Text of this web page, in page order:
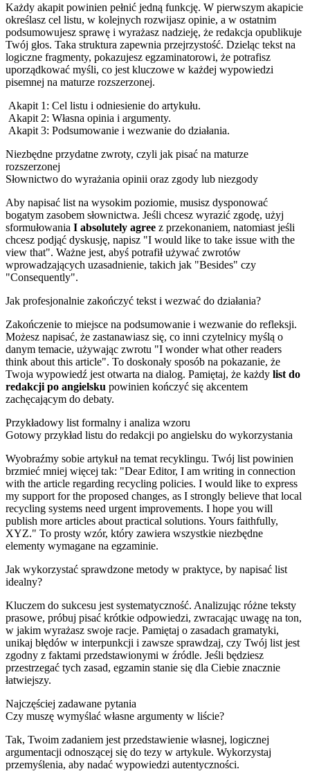
Każdy akapit powinien pełnić jedną funkcję. W pierwszym akapicie
określasz cel listu, w kolejnych rozwijasz opinie, a w ostatnim
podsumowujesz sprawę i wyrażasz nadzieję, że redakcja opublikuje
Twój głos. Taka struktura zapewnia przejrzystość. Dzieląc tekst na
logiczne fragmenty, pokazujesz egzaminatorowi, że potrafisz
uporządkować myśli, co jest kluczowe w każdej wypowiedzi
pisemnej na maturze rozszerzonej.
Akapit 1: Cel listu i odniesienie do artykułu.
Akapit 2: Własna opinia i argumenty.
Akapit 3: Podsumowanie i wezwanie do działania.
Niezbędne przydatne zwroty, czyli jak pisać na maturze
rozszerzonej
Słownictwo do wyrażania opinii oraz zgody lub niezgody
Aby napisać list na wysokim poziomie, musisz dysponować
bogatym zasobem słownictwa. Jeśli chcesz wyrazić zgodę, użyj
sformułowania I absolutely agree z przekonaniem, natomiast jeśli
chcesz podjąć dyskusję, napisz "I would like to take issue with the
view that". Ważne jest, abyś potrafił używać zwrotów
wprowadzających uzasadnienie, takich jak "Besides" czy
"Consequently".
Jak profesjonalnie zakończyć tekst i wezwać do działania?
Zakończenie to miejsce na podsumowanie i wezwanie do refleksji.
Możesz napisać, że zastanawiasz się, co inni czytelnicy myślą o
danym temacie, używając zwrotu "I wonder what other readers
think about this article". To doskonały sposób na pokazanie, że
Twoja wypowiedź jest otwarta na dialog. Pamiętaj, że każdy list do
redakcji po angielsku powinien kończyć się akcentem
zachęcającym do debaty.
Przykładowy list formalny i analiza wzoru
Gotowy przykład listu do redakcji po angielsku do wykorzystania
Wyobraźmy sobie artykuł na temat recyklingu. Twój list powinien
brzmieć mniej więcej tak: "Dear Editor, I am writing in connection
with the article regarding recycling policies. I would like to express
my support for the proposed changes, as I strongly believe that local
recycling systems need urgent improvements. I hope you will
publish more articles about practical solutions. Yours faithfully,
XYZ." To prosty wzór, który zawiera wszystkie niezbędne
elementy wymagane na egzaminie.
Jak wykorzystać sprawdzone metody w praktyce, by napisać list
idealny?
Kluczem do sukcesu jest systematyczność. Analizując różne teksty
prasowe, próbuj pisać krótkie odpowiedzi, zwracając uwagę na ton,
w jakim wyrażasz swoje racje. Pamiętaj o zasadach gramatyki,
unikaj błędów w interpunkcji i zawsze sprawdzaj, czy Twój list jest
zgodny z faktami przedstawionymi w źródle. Jeśli będziesz
przestrzegać tych zasad, egzamin stanie się dla Ciebie znacznie
łatwiejszy.
Najczęściej zadawane pytania
Czy muszę wymyślać własne argumenty w liście?
Tak, Twoim zadaniem jest przedstawienie własnej, logicznej
argumentacji odnoszącej się do tezy w artykule. Wykorzystaj
przemyślenia, aby nadać wypowiedzi autentyczności.